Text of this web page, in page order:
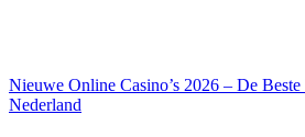
Nieuwe Online Casino’s 2026 – De
Nederland